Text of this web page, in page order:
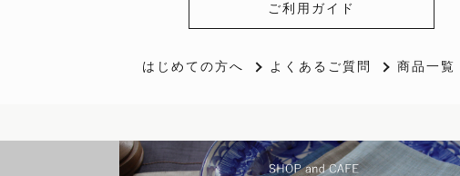
ご利用ガイド
はじめての方へ よくあるご質問 商品一覧